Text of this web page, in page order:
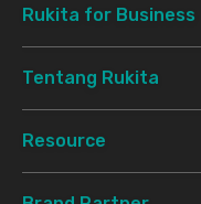
Rukita for Business
Tentang Rukita
Resource